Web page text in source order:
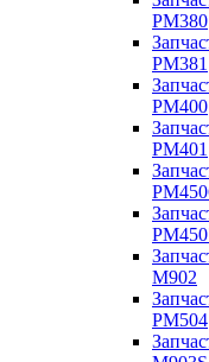
PM380
PM381
PM400
PM401
M902
PM504